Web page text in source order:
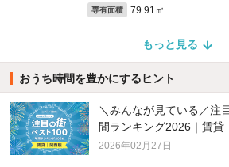
専有面積 79.91㎡
もっと見る
おうち時間を豊かにするヒント
＼みんなが見ている／注
間ランキング2026｜賃貸
2026年02月27日